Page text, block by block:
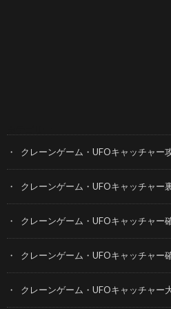
クレーンゲーム・UFOキャッチャー
クレーンゲーム・UFOキャッチャー
クレーンゲーム・UFOキャッチャー
クレーンゲーム・UFOキャッチャー
クレーンゲーム・UFOキャッチャー